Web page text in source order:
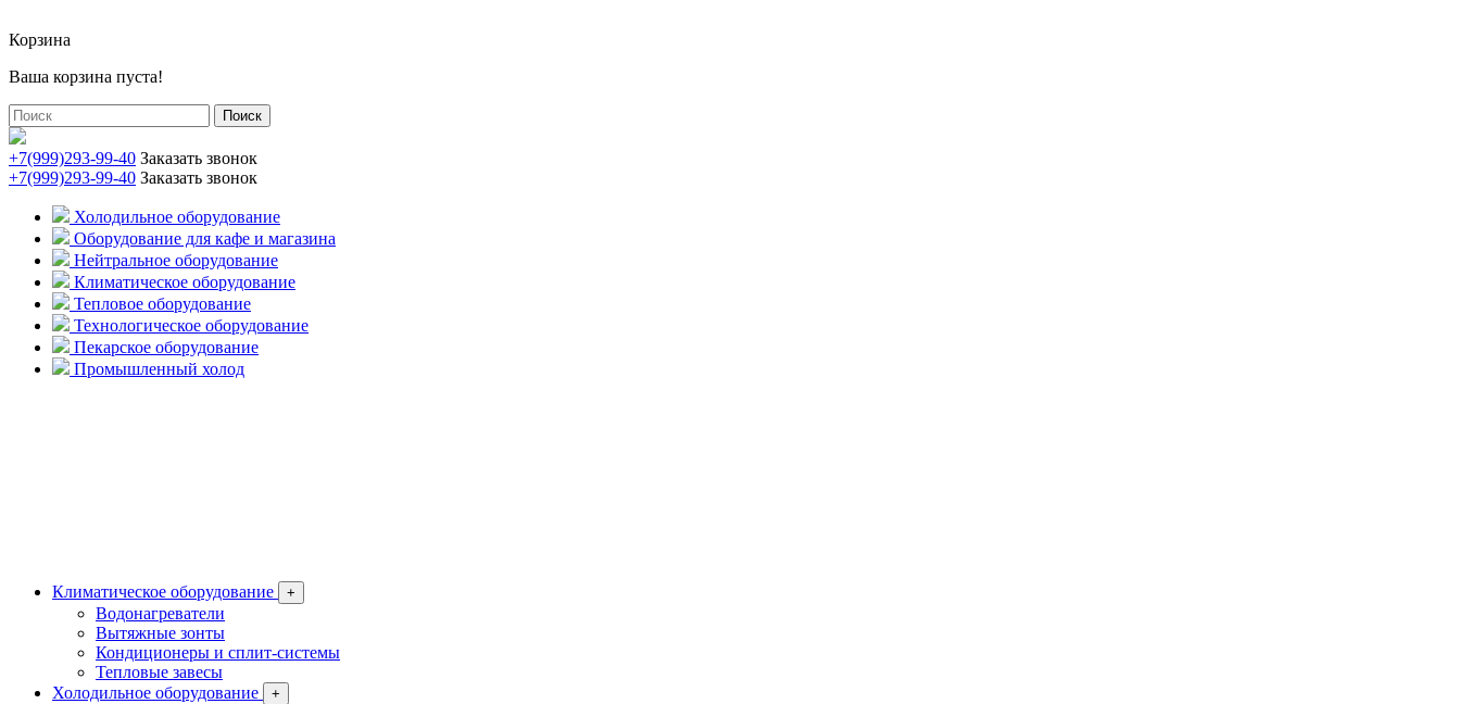
Корзина
Ваша корзина пуста!
Поиск
+7(999)293-99-40 Заказать звонок
+7(999)293-99-40 Заказать звонок
Холодильное оборудование
Оборудование для кафе и магазина
Нейтральное оборудование
Климатическое оборудование
Тепловое оборудование
Технологическое оборудование
Пекарское оборудование
Промышленный холод
Климатическое оборудование +
Водонагреватели
Вытяжные зонты
Кондиционеры и сплит-системы
Тепловые завесы
Холодильное оборудование
+